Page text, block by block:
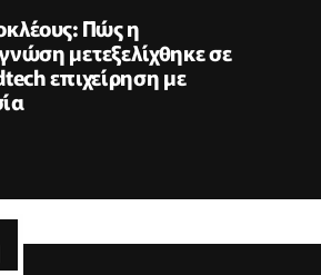
Πώς η
μετεξελίχθηκε σε
επιχείρηση με